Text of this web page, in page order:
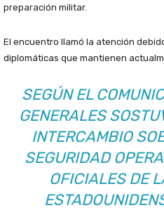
preparación militar.
El encuentro llamó la atención
diplomáticas que mantienen
SEGÚN EL
GENERALES
INTERCAMBIO
SEGURIDAD
OFICIALES DE